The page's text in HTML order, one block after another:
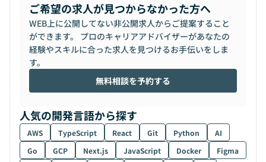
ご希望の求人が見つからなかった方へ
WEB上に公開してない非公開求人からご提案すること
ができます。 プロのキャリアアドバイザーがあなたの
経験やスキルに合った求人を見つけるお手伝いをしま
す。
無料相談を予約する
人気の開発言語から探す
AWS TypeScript React Git Python
AI
Go
GCP Next.js JavaScript Docker
Figma